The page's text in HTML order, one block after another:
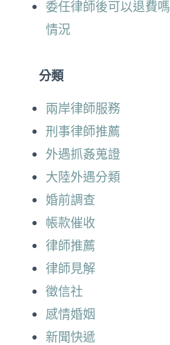
委任律師後可以退費
情況
分類
兩岸律師服務
刑事律師推薦
外遇抓姦蒐證
大陸外遇分類
婚前調查
帳款催收
律師推薦
律師見解
徵信社
感情婚姻
新聞快遞